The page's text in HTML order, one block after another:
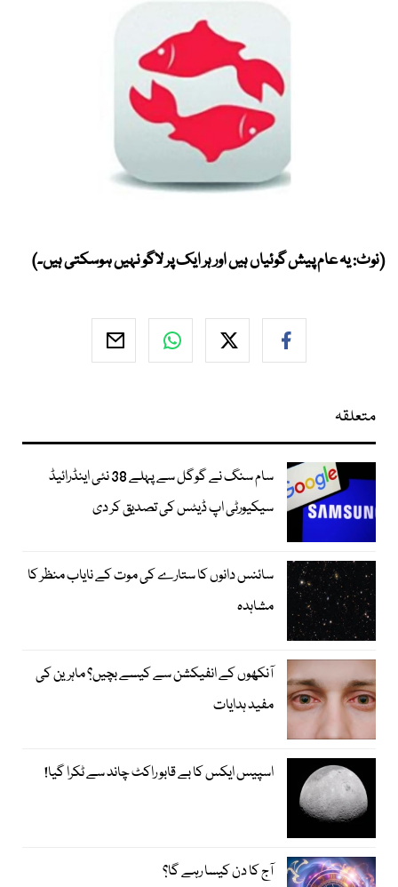
(نوٹ: یہ عام پیش گوئیاں ہیں اور ہر ایک پر لاگو نہیں ہوسکتی ہیں۔)
متعلقہ
سام سنگ نے گوگل سے پہلے 38 نئی اینڈرائیڈ
سیکیورٹی اپ ڈیٹس کی تصدیق کر دی
سائنس دانوں کا ستارے کی موت کے نایاب منظر کا
مشاہدہ
آنکھوں کے انفیکشن سے کیسے بچیں؟ ماہرین کی
مفید ہدایات
اسپیس ایکس کا بے قابو راکٹ چاند سے ٹکرا گیا!
آج کا دن کیسا رہے گا؟